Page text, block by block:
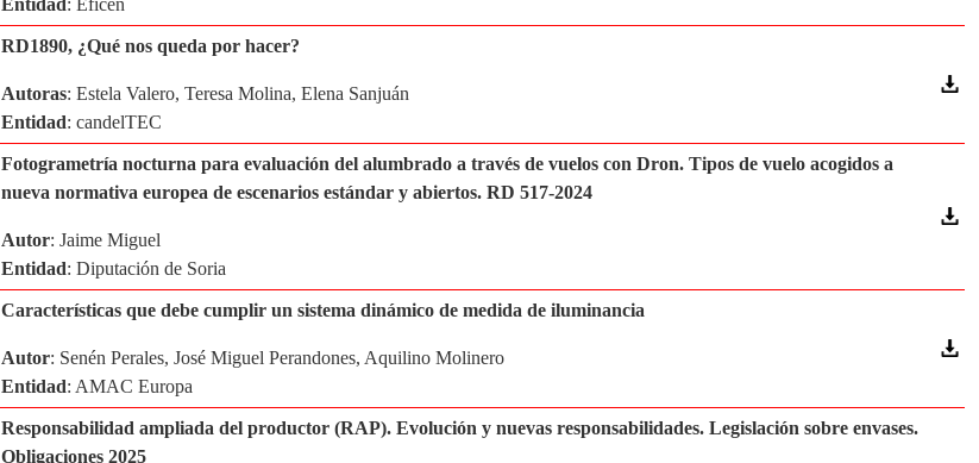
Entidad: Eficen
RD1890, ¿Qué nos queda por hacer?
Autoras: Estela Valero, Teresa Molina, Elena Sanjuán
Entidad: candelTEC
Fotogrametría nocturna para evaluación del alumbrado a través de vuelos con Dron. Tipos de vuelo acogidos a
nueva normativa europea de escenarios estándar y abiertos. RD 517-2024
Autor: Jaime Miguel
Entidad: Diputación de Soria
Características que debe cumplir un sistema dinámico de medida de iluminancia
Autor: Senén Perales, José Miguel Perandones, Aquilino Molinero
Entidad: AMAC Europa
Responsabilidad ampliada del productor (RAP). Evolución y nuevas responsabilidades. Legislación sobre envases.
Obligaciones 2025